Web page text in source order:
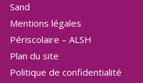
Sand
Mentions légales
Périscolaire – ALSH
Plan du site
Politique de confidentialité